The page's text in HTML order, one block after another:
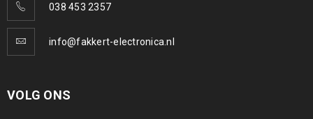
038 453 2357
info@fakkert-electronica.nl
VOLG ONS